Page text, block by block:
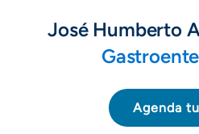
José Humberto
Agenda